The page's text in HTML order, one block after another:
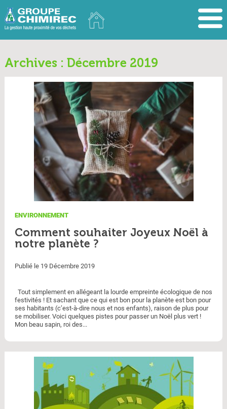
Archives : Décembre 2019
ENVIRONNEMENT
Comment souhaiter Joyeux Noël à
notre planète ?
Publié le 19 Décembre 2019
Tout simplement en allégeant la lourde empreinte écologique de nos
festivités ! Et sachant que ce qui est bon pour la planète est bon pour
ses habitants (c’est-à-dire nous et nos enfants), raison de plus pour
se mobiliser. Voici quelques pistes pour passer un Noël plus vert !
Mon beau sapin, roi des...